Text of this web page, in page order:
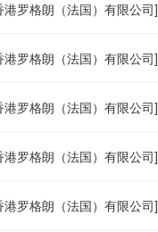
罗格朗（法国）有限公司]
罗格朗（法国）有限公司]
罗格朗（法国）有限公司]
罗格朗（法国）有限公司]
罗格朗（法国）有限公司]